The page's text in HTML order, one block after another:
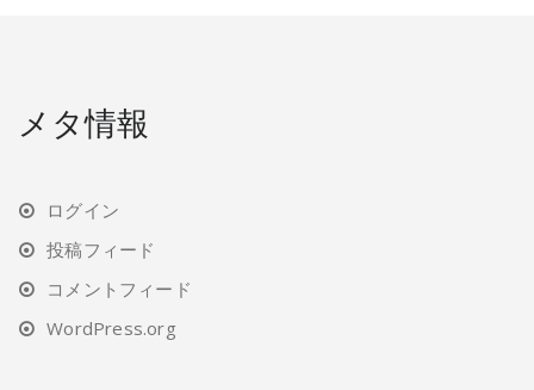
メタ情報
ログイン
投稿フィード
コメントフィード
WordPress.org